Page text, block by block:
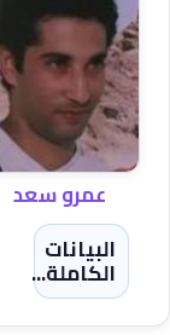
عمرو سعد
البيانات
الكاملة...